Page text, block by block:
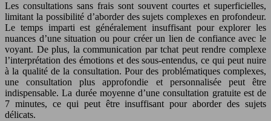
Les consultations sans frais sont souvent courtes et superficielles,
limitant la possibilité d’aborder des sujets complexes en profondeur.
Le temps imparti est généralement insuffisant pour explorer les
nuances d’une situation ou pour créer un lien de confiance avec le
voyant. De plus, la communication par tchat peut rendre complexe
l’interprétation des émotions et des sous-entendus, ce qui peut nuire
à la qualité de la consultation. Pour des problématiques complexes,
une consultation plus approfondie et personnalisée peut être
indispensable. La durée moyenne d’une consultation gratuite est de
7 minutes, ce qui peut être insuffisant pour aborder des sujets
délicats.